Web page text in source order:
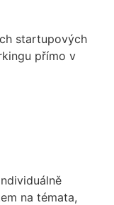
startupových
přímo v
na témata,